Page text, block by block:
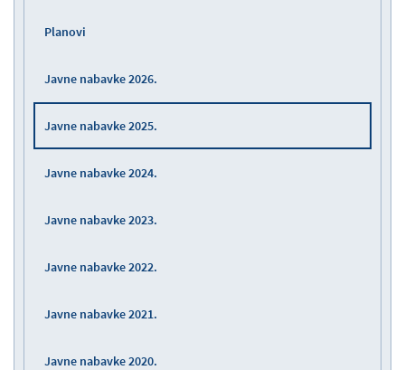
Planovi
Javne nabavke 2026.
Javne nabavke 2025.
Javne nabavke 2024.
Javne nabavke 2023.
Javne nabavke 2022.
Javne nabavke 2021.
Javne nabavke 2020.